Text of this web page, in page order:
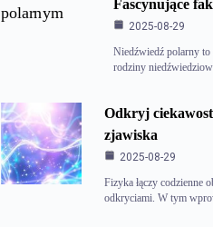
Fascynujące
2025-08-29
Niedźwiedź polarny
rodziny
Odkryj
zjawiska
2025-08-29
Fizyka łączy codzienne
odkryciami. W tym